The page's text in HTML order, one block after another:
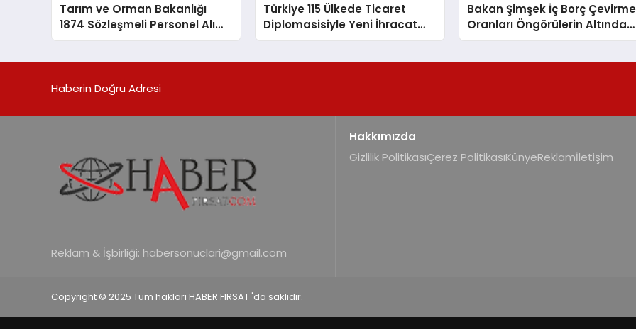
Tarım ve Orman Bakanlığı
1874 Sözleşmeli Personel Alımı
Yapacak
Türkiye 115 Ülkede Ticaret
Diplomasisiyle Yeni İhracat
Rekorları Hedefliyor
Bakan Şimşek İç Borç Çevirme
Oranları Öngörülerin Altında
Açıklaması
Haberin Doğru Adresi
Reklam & İşbirliği: habersonuclari@gmail.com
Hakkımızda
Gizlilik PolitikasıÇerez PolitikasıKünyeReklamİletişim
Copyright © 2025 Tüm hakları HABER FIRSAT 'da saklıdır.